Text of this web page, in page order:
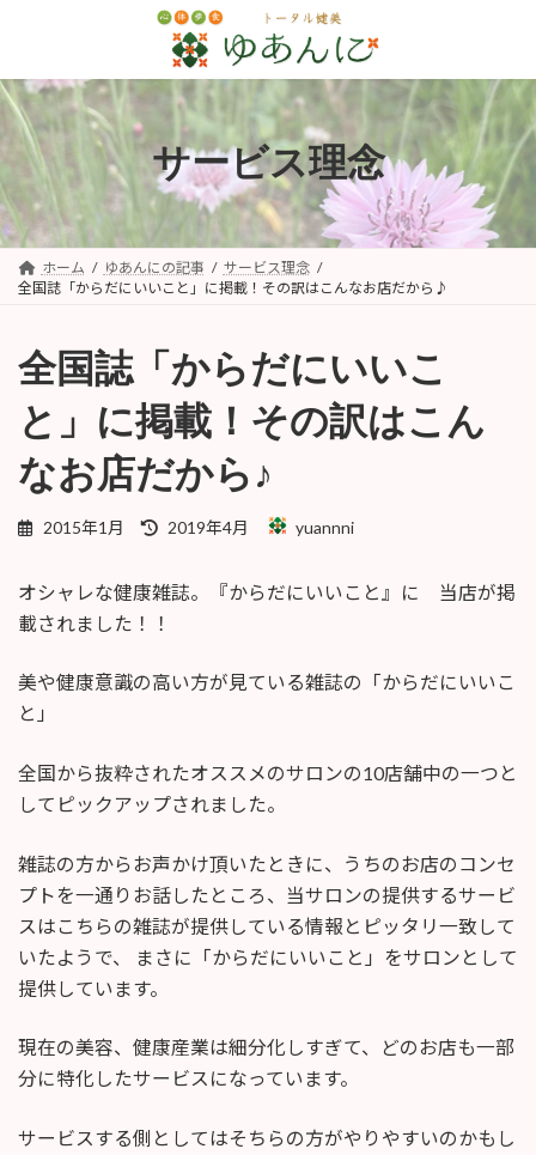
ン
ツ
キ
ッ
ー
シ
に
移
サービス理念
ホーム ゆあんにの記事
サービス理念
全国誌「からだにいいこと」に掲載！その訳はこんなお店だから♪
全国誌「からだにいいこ
と」に掲載！その訳はこん
なお店だから♪
2015年1月
最
新
2019年4月 yuannni
オシャレな健康雑誌。『からだにいいこと』に 当店が掲
載されました！！
美や健康意識の高い方が見ている雑誌の「からだにいいこ
と」
全国から抜粋されたオススメのサロンの10店舗中の一つと
してピックアップされました。
雑誌の方からお声かけ頂いたときに、うちのお店のコンセ
プトを一通りお話したところ、当サロンの提供するサービ
スはこちらの雑誌が提供している情報とピッタリ一致して
いたようで、 まさに「からだにいいこと」をサロンとして
提供しています。
現在の美容、健康産業は細分化しすぎて、どのお店も一部
分に特化したサービスになっています。
サービスする側としてはそちらの方がやりやすいのかもし